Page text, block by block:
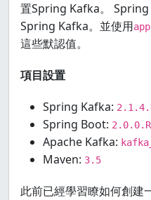
置Spring Kafka。
Spring Kafka。並使用
這些默認值。
項目設置
Spring Kafka:
Spring Boot:
Apache Kafka:
Maven: 3.5
此前已經學習瞭如何創建